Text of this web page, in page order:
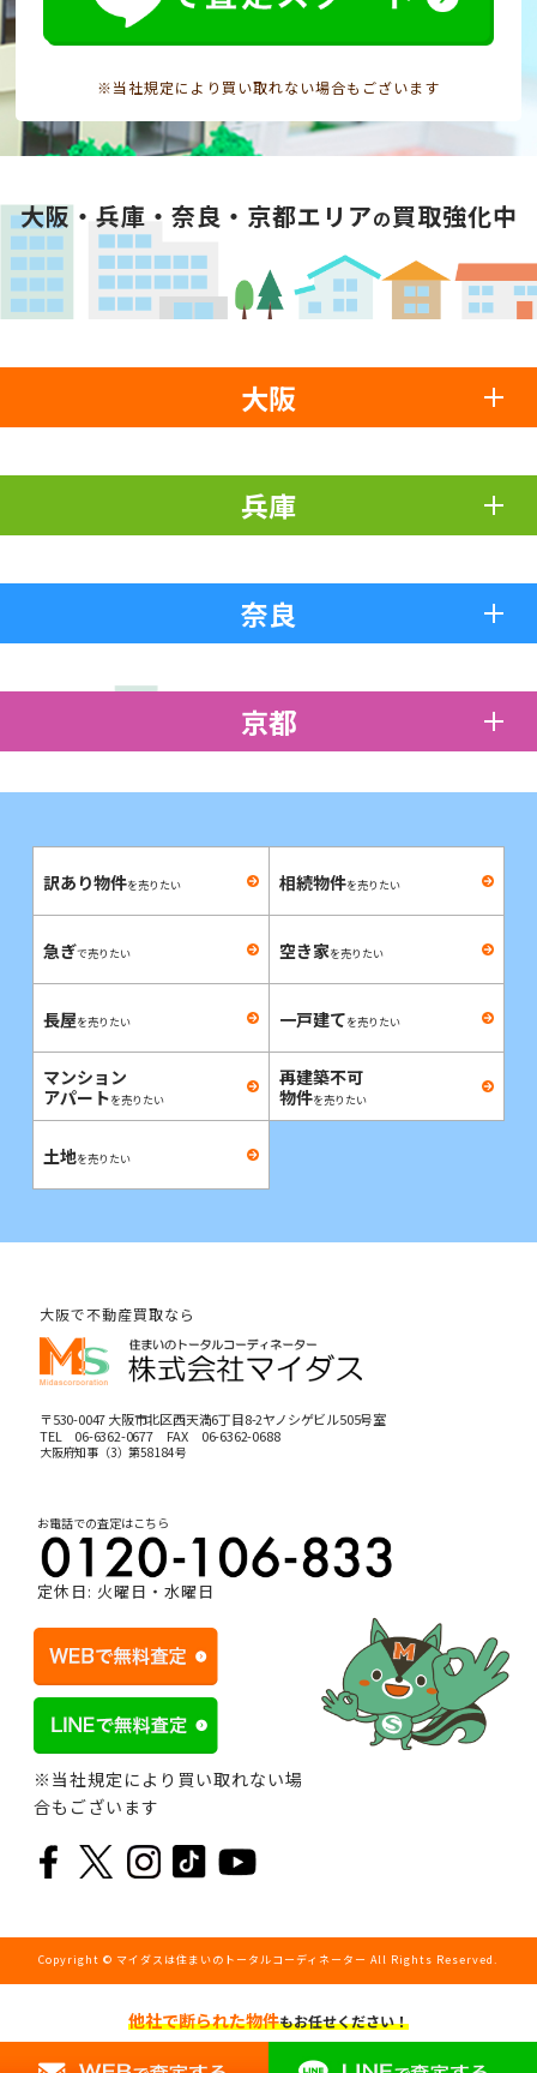
※当社規定により買い取れない場合もございます
大阪・兵庫・奈良・京都エリアの買取強化中
大阪
兵庫
奈良
京都
訳あり物件を売りたい 相続物件を売りたい
急ぎで売りたい 空き家を売りたい
長屋を売りたい 一戸建てを売りたい
マンション
アパートを売りたい
再建築不可
物件を売りたい
土地を売りたい
他社で断られた物件もお任せください！
大阪で不動産買取なら
〒530-0047 大阪市北区西天満6丁目8-2ヤノシゲビル505号室
TEL 06-6362-0677FAX 06-6362-0688
大阪府知事（3）第58184号
お電話での査定はこちら
定休日: 火曜日・水曜日
※当社規定により買い取れない場
合もございます
Copyright © マイダスは住まいのトータルコーディネーター All Rights Reserved.